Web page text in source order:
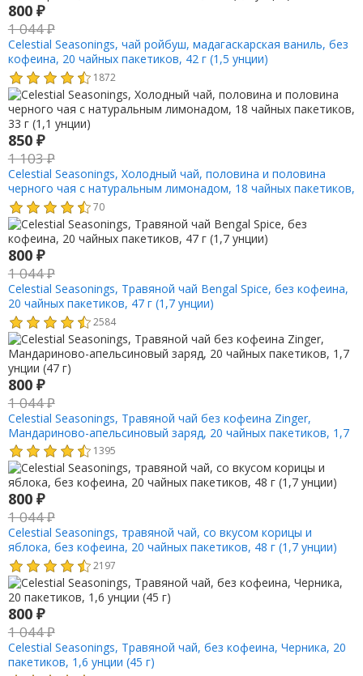
800 ₽
1 044₽
Celestial Seasonings, чай ройбуш, мадагаскарская ваниль, без
кофеина, 20 чайных пакетиков, 42 г (1,5 унции)
1872
850 ₽
1 103₽
Celestial Seasonings, Холодный чай, половина и половина
черного чая с натуральным лимонадом, 18 чайных пакетиков,
33 г (1,1 унции)70
800 ₽
1 044₽
Celestial Seasonings, Травяной чай Bengal Spice, без кофеина,
20 чайных пакетиков, 47 г (1,7 унции)
2584
800 ₽
1 044₽
Celestial Seasonings, Травяной чай без кофеина Zinger,
Мандариново-апельсиновый заряд, 20 чайных пакетиков, 1,7
унции (47 г)
1395
800 ₽
1 044₽
Celestial Seasonings, травяной чай, со вкусом корицы и
яблока, без кофеина, 20 чайных пакетиков, 48 г (1,7 унции)
2197
800 ₽
1 044₽
Celestial Seasonings, Травяной чай, без кофеина, Черника, 20
пакетиков, 1,6 унции (45 г)